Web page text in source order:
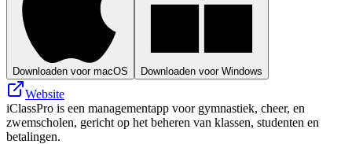
Downloaden voor macOS Downloaden voor Windows
Website
iClassPro is een managementapp voor gymnastiek, cheer, en
zwemscholen, gericht op het beheren van klassen, studenten en
betalingen.